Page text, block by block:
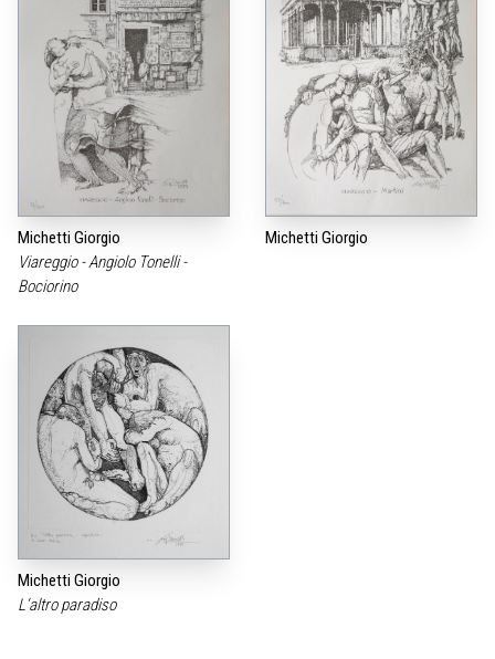
Michetti Giorgio
Viareggio - Angiolo Tonelli -
Bociorino
Michetti Giorgio
Michetti Giorgio
L‘altro paradiso